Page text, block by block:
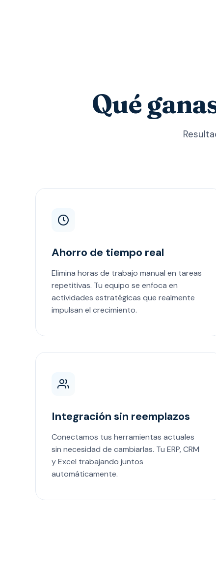
Qué
Ahorro de tiempo real
Elimina horas de trabajo manual en tareas
repetitivas. Tu equipo se enfoca en
actividades estratégicas que realmente
impulsan el crecimiento.
Integración sin reemplazos
Conectamos tus herramientas actuales
sin necesidad de cambiarlas. Tu ERP, CRM
y Excel trabajando juntos
automáticamente.